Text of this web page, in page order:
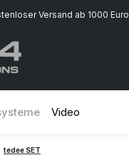
Versand ab 1000 Euro
Video
tedee SET